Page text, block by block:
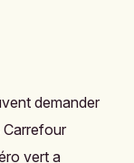
demander
vert a